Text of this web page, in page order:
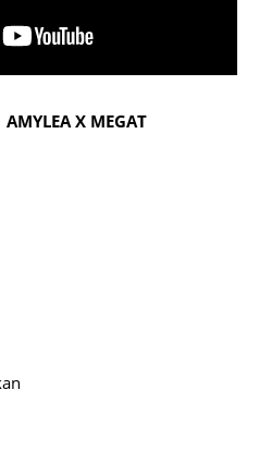
X MEGAT